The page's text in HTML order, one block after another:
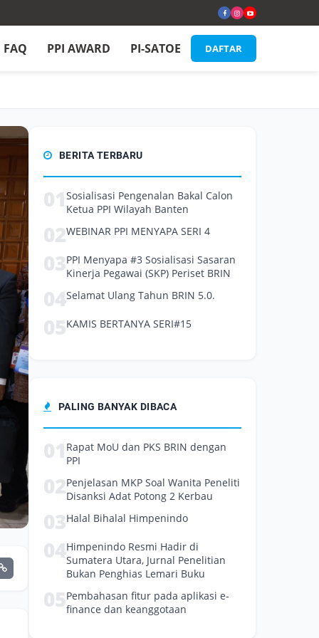
FAQ PPI AWARD PI-SATOE DAFTAR
BERITA TERBARU
01 Sosialisasi Pengenalan Bakal Calon
Ketua PPI Wilayah Banten
02WEBINAR PPI MENYAPA SERI 4
03PPI Menyapa #3 Sosialisasi Sasaran
Kinerja Pegawai (SKP) Periset BRIN
04Selamat Ulang Tahun BRIN 5.0.
05KAMIS BERTANYA SERI#15
PALING BANYAK DIBACA
01 Rapat MoU dan PKS BRIN dengan
PPI
02Penjelasan MKP Soal Wanita Peneliti
Disanksi Adat Potong 2 Kerbau
03Halal Bihalal Himpenindo
04Himpenindo Resmi Hadir di
Sumatera Utara, Jurnal Penelitian
Bukan Penghias Lemari Buku
05Pembahasan fitur pada aplikasi e-
finance dan keanggotaan